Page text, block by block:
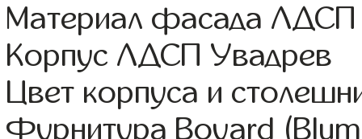
Материал фасада ЛДСП
Корпус ЛДСП Увадрев
Цвет корпуса и
Фурнитура Boyard